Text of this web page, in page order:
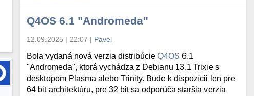
Q4OS 6.1 "Andromeda"
12.09.2025 | 22:07 | Pavel
Bola vydaná nová verzia distribúcieQ4OS 6.1
"Andromeda", ktorá vychádza z Debianu 13.1 Trixie s
desktopom Plasma alebo Trinity. Bude k dispozícii len pre
64 bit architektúru, pre 32 bit sa odporúča staršia verzia